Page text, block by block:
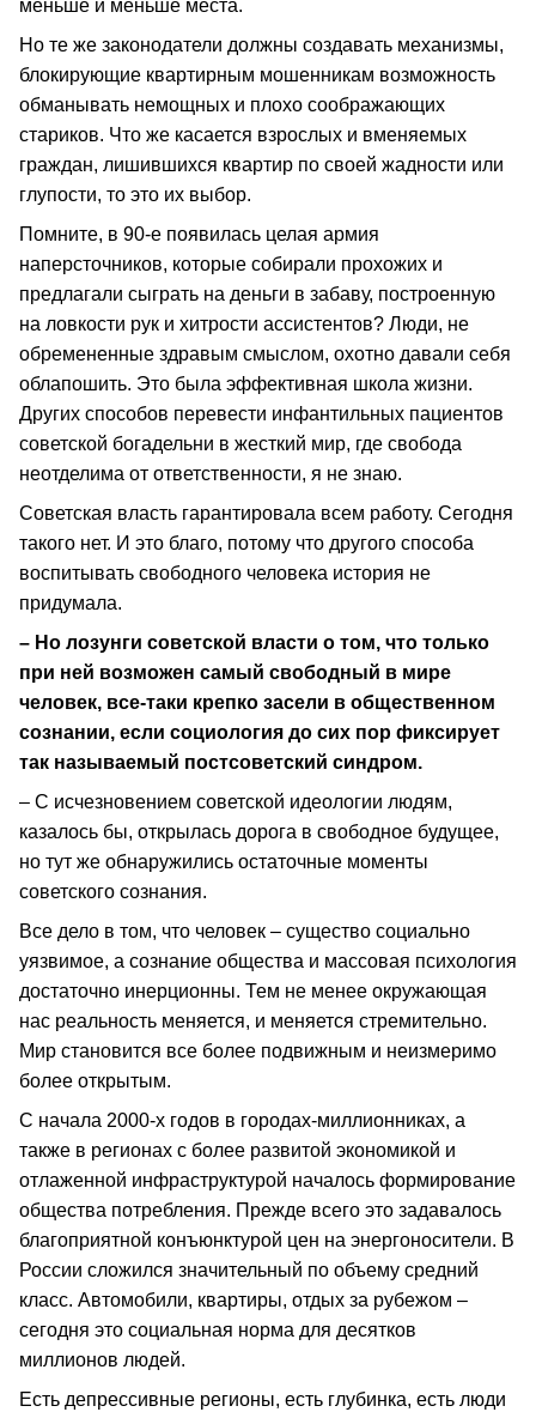
меньше и меньше места.
Но те же законодатели должны создавать механизмы,
блокирующие квартирным мошенникам возможность
обманывать немощных и плохо соображающих
стариков. Что же касается взрослых и вменяемых
граждан, лишившихся квартир по своей жадности или
глупости, то это их выбор.
Помните, в 90-е появилась целая армия
наперсточников, которые собирали прохожих и
предлагали сыграть на деньги в забаву, построенную
на ловкости рук и хитрости ассистентов? Люди, не
обремененные здравым смыслом, охотно давали себя
облапошить. Это была эффективная школа жизни.
Других способов перевести инфантильных пациентов
советской богадельни в жесткий мир, где свобода
неотделима от ответственности, я не знаю.
Советская власть гарантировала всем работу. Сегодня
такого нет. И это благо, потому что другого способа
воспитывать свободного человека история не
придумала.
– Но лозунги советской власти о том, что только
при ней возможен самый свободный в мире
человек, все-таки крепко засели в общественном
сознании, если социология до сих пор фиксирует
так называемый постсоветский синдром.
– С исчезновением советской идеологии людям,
казалось бы, открылась дорога в свободное будущее,
но тут же обнаружились остаточные моменты
советского сознания.
Все дело в том, что человек – существо социально
уязвимое, а сознание общества и массовая психология
достаточно инерционны. Тем не менее окружающая
нас реальность меняется, и меняется стремительно.
Мир становится все более подвижным и неизмеримо
более открытым.
С начала 2000-х годов в городах-миллионниках, а
также в регионах с более развитой экономикой и
отлаженной инфраструктурой началось формирование
общества потребления. Прежде всего это задавалось
благоприятной конъюнктурой цен на энергоносители. В
России сложился значительный по объему средний
класс. Автомобили, квартиры, отдых за рубежом –
сегодня это социальная норма для десятков
миллионов людей.
Есть депрессивные регионы, есть глубинка, есть люди